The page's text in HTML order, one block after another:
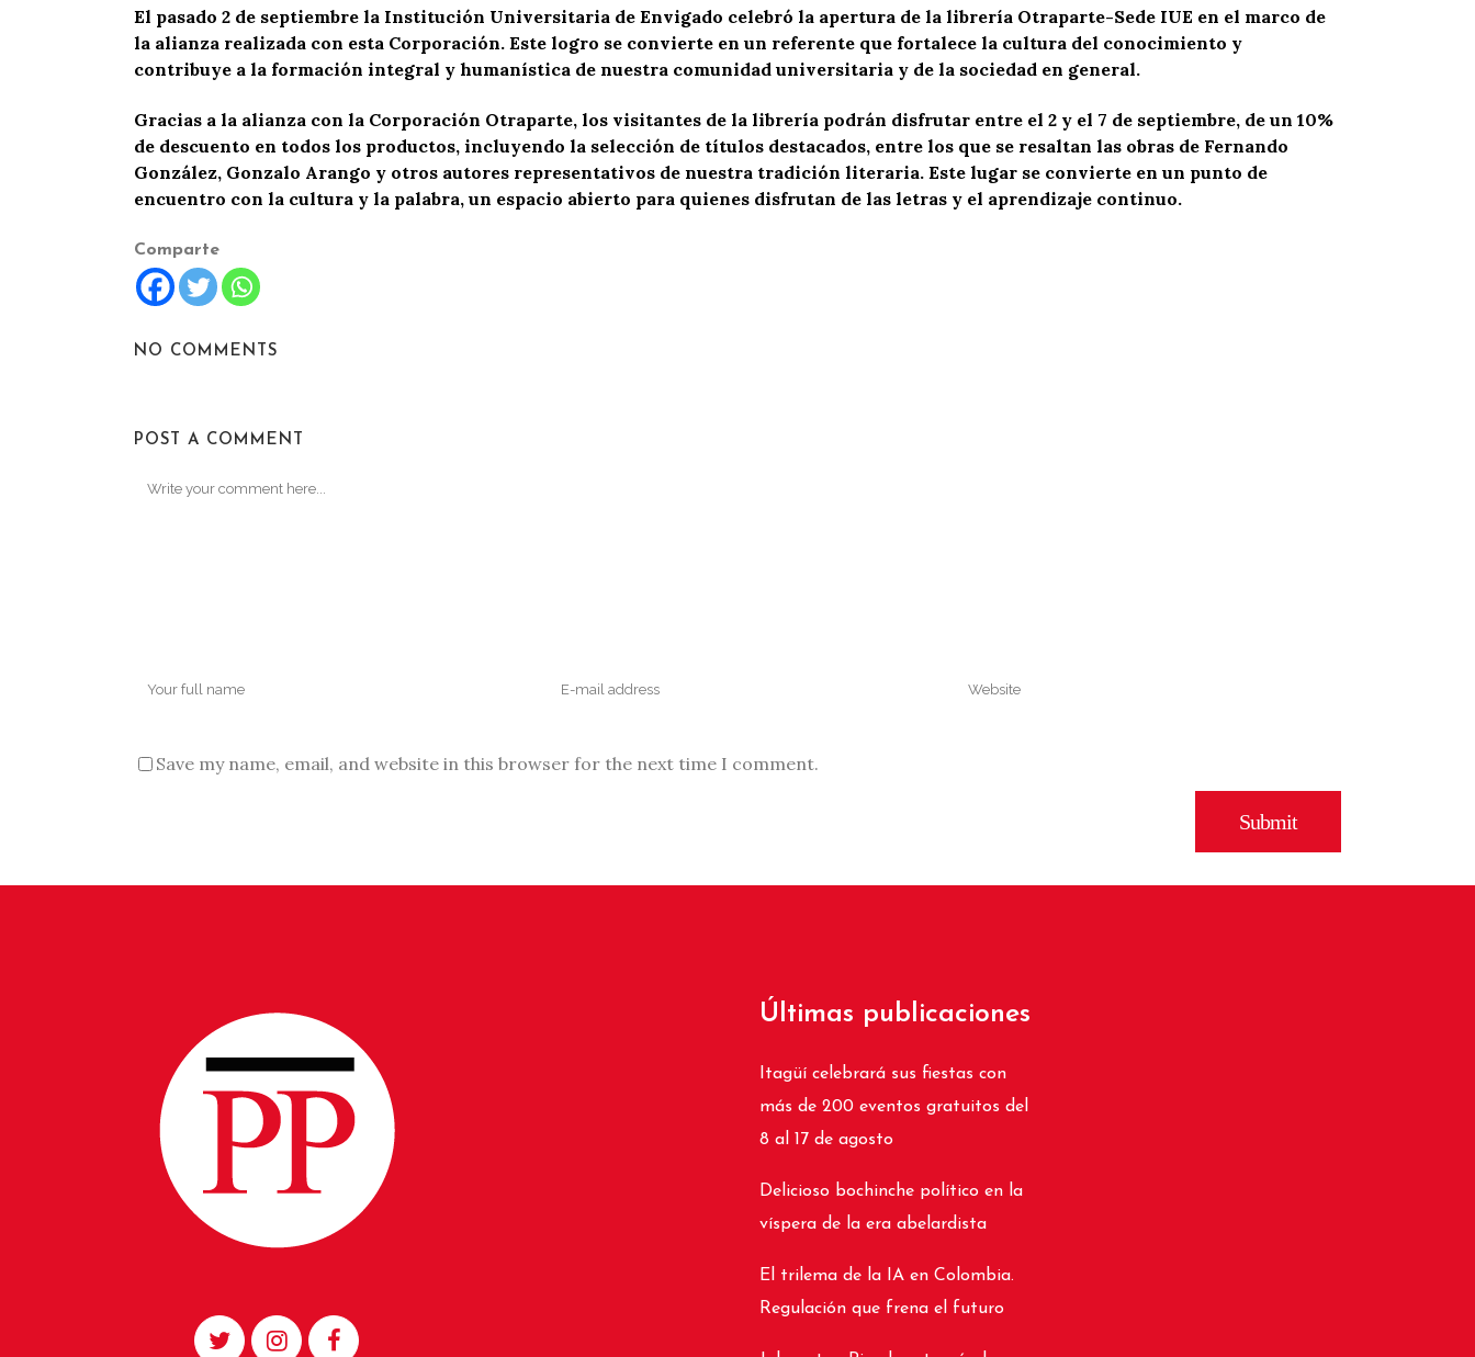
El pasado 2 de septiembre la Institución Universitaria de Envigado celebró la apertura de la librería Otraparte-Sede IUE en el marco de
la alianza realizada con esta Corporación. Este logro se convierte en un referente que fortalece la cultura del conocimiento y
contribuye a la formación integral y humanística de nuestra comunidad universitaria y de la sociedad en general.
Gracias a la alianza con la Corporación Otraparte, los visitantes de la librería podrán disfrutar entre el 2 y el 7 de septiembre, de un 10%
de descuento en todos los productos, incluyendo la selección de títulos destacados, entre los que se resaltan las obras de Fernando
González, Gonzalo Arango y otros autores representativos de nuestra tradición literaria. Este lugar se convierte en un punto de
encuentro con la cultura y la palabra, un espacio abierto para quienes disfrutan de las letras y el aprendizaje continuo.
Comparte
NO COMMENTS
POST A COMMENT
Save my name, email, and website in this browser for the next time I comment.
Últimas publicaciones
Itagüí celebrará sus fiestas con
más de 200 eventos gratuitos del
8 al 17 de agosto
Delicioso bochinche político en la
víspera de la era abelardista
El trilema de la IA en Colombia.
Regulación que frena el futuro